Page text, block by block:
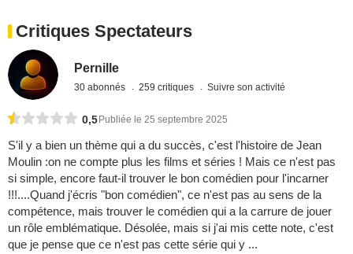
Critiques Spectateurs
Pernille
30 abonnés 259 critiques Suivre son activité
0,5 Publiée le 25 septembre 2025
S'il y a bien un thème qui a du succès, c'est l'histoire de Jean
Moulin :on ne compte plus les films et séries ! Mais ce n'est pas
si simple, encore faut-il trouver le bon comédien pour l'incarner
!!!....Quand j'écris "bon comédien", ce n'est pas au sens de la
compétence, mais trouver le comédien qui a la carrure de jouer
un rôle emblématique. Désolée, mais si j'ai mis cette note, c'est
que je pense que ce n'est pas cette série qui y ...